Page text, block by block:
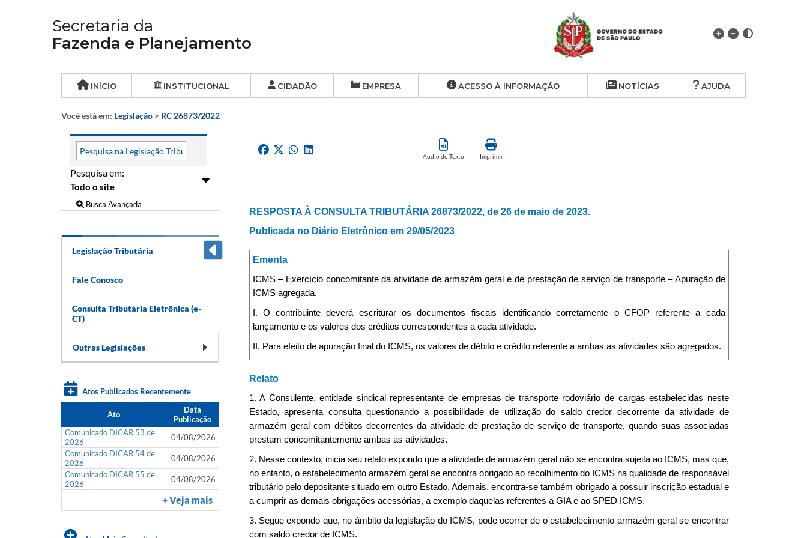
Secretaria da
Fazenda e Planejamento
INÍCIO INSTITUCIONAL CIDADÃO EMPRESA ACESSO À INFORMAÇÃO NOTÍCIAS AJUDA
Você está em: Legislação > RC 26873/2022
Pesquisa em:
Busca Avançada
Legislação Tributária
Fale Conosco
Consulta Tributária Eletrônica (e-
CT)
Outras Legislações
Atos Publicados Recentemente
Ato
Data
Publicação
Comunicado DICAR 53 de
2026
04/08/2026
Comunicado DICAR 54 de
2026
04/08/2026
Comunicado DICAR 55 de
2026
04/08/2026
+ Veja mais
Audio do Texto Imprimir
RESPOSTA À CONSULTA TRIBUTÁRIA 26873/2022, de 26 de maio de 2023.
Publicada no Diário Eletrônico em 29/05/2023
Ementa
ICMS – Exercício concomitante da atividade de armazém geral e de prestação de serviço de transporte – Apuração de
ICMS agregada.
I. O contribuinte deverá escriturar os documentos fiscais identificando corretamente o CFOP referente a cada
lançamento e os valores dos créditos correspondentes a cada atividade.
II. Para efeito de apuração final do ICMS, os valores de débito e crédito referente a ambas as atividades são agregados.
Relato
1. A Consulente, entidade sindical representante de empresas de transporte rodoviário de cargas estabelecidas neste
Estado, apresenta consulta questionando a possibilidade de utilização do saldo credor decorrente da atividade de
armazém geral com débitos decorrentes da atividade de prestação de serviço de transporte, quando suas associadas
prestam concomitantemente ambas as atividades.
2. Nesse contexto, inicia seu relato expondo que a atividade de armazém geral não se encontra sujeita ao ICMS, mas que,
no entanto, o estabelecimento armazém geral se encontra obrigado ao recolhimento do ICMS na qualidade de responsável
tributário pelo depositante situado em outro Estado. Ademais, encontra-se também obrigado a possuir inscrição estadual e
a cumprir as demais obrigações acessórias, a exemplo daquelas referentes a GIA e ao SPED ICMS.
3. Segue expondo que, no âmbito da legislação do ICMS, pode ocorrer de o estabelecimento armazém geral se encontrar
com saldo credor de ICMS.